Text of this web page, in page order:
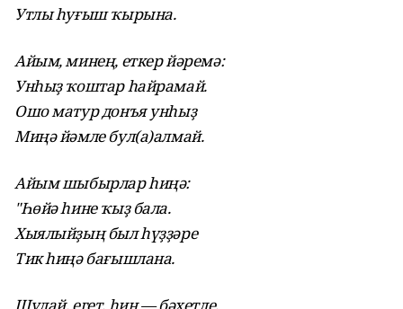
Утлы һуғыш ҡырына.
Айым, минең, еткер йәремә:
Унһыҙ ҡоштар һайрамай.
Ошо матур донъя унһыҙ
Миңә йәмле бул(а)алмай.
Айым шыбырлар һиңә:
"Һөйә һине ҡыҙ бала.
Хыялыйҙың был һүҙҙәре
Тик һиңә бағышлана.